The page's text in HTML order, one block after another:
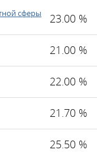
сферы
23.00 %
21.00 %
22.00 %
21.70 %
25.50 %